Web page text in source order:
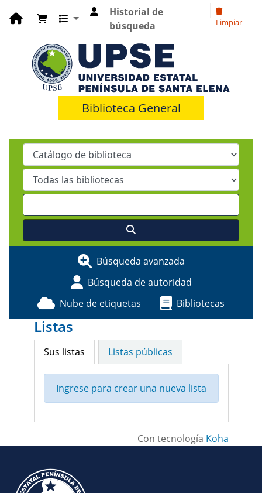
Historial de
búsqueda
Limpiar
Biblioteca General
Búsqueda avanzada
Búsqueda de autoridad
Nube de etiquetas
Bibliotecas
Listas
Sus listas Listas públicas
Ingrese para crear una nueva lista
Con tecnología Koha